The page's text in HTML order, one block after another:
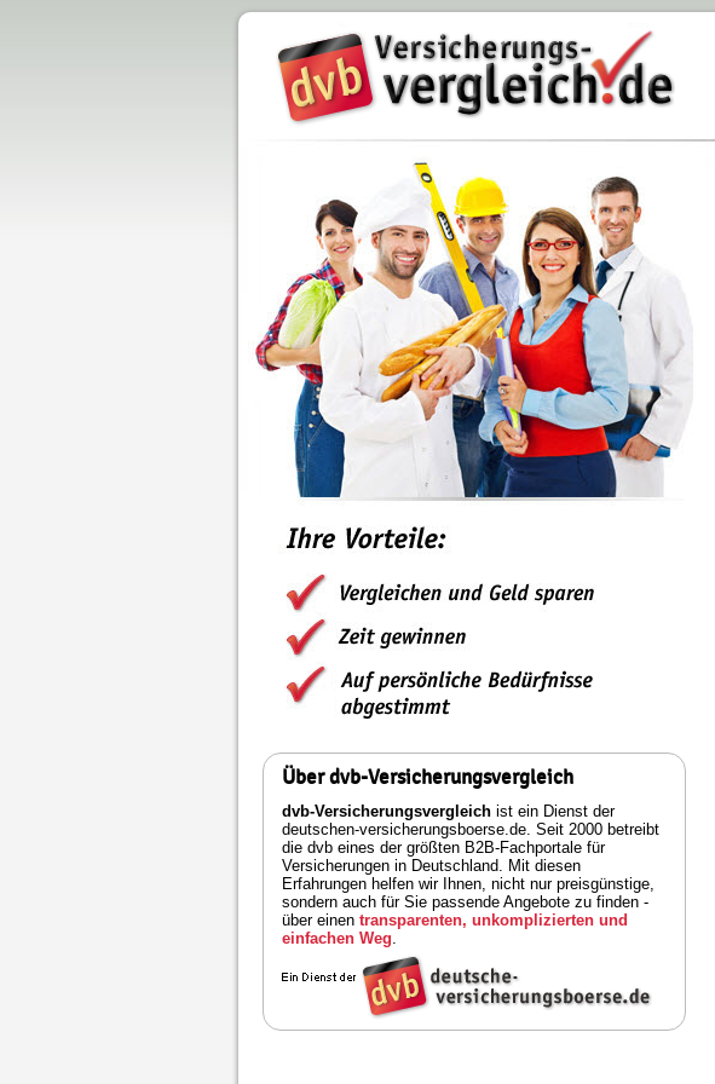
Über dvb-Versicherungsvergleich
dvb-Versicherungsvergleich ist ein Dienst der
deutschen-versicherungsboerse.de. Seit 2000 betreibt
die dvb eines der größten B2B-Fachportale für
Versicherungen in Deutschland. Mit diesen
Erfahrungen helfen wir Ihnen, nicht nur preisgünstige,
sondern auch für Sie passende Angebote zu finden -
über einen transparenten, unkomplizierten und
einfachen Weg.